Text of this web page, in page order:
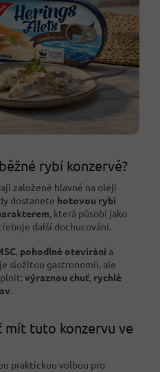
rybí konzervě?
založené hlavně na oleji
dostanete hotovou rybí
, která působí jako
další dochucování.
, pohodlné otevírání a
složitou gastronomii, ale
výraznou chuť, rychlé
.
mít tuto konzervu ve
praktickou volbou pro